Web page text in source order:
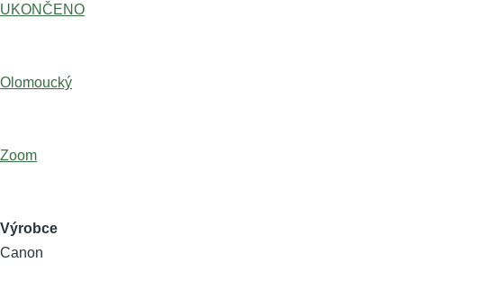
UKONČENO
Olomoucký
Zoom
Výrobce
Canon